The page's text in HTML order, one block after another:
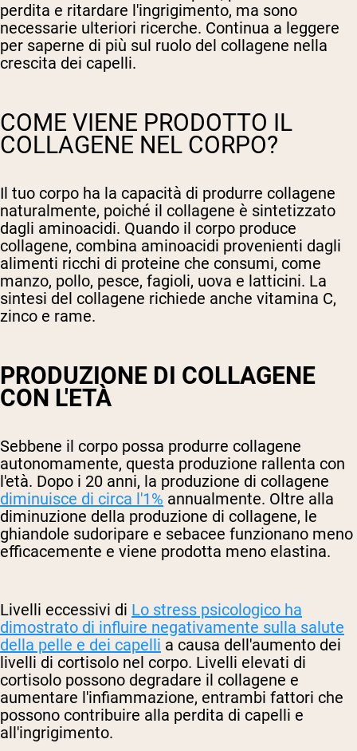
perdita e ritardare l'ingrigimento, ma sono
necessarie ulteriori ricerche. Continua a leggere
per saperne di più sul ruolo del collagene nella
crescita dei capelli.
COME VIENE PRODOTTO IL
COLLAGENE NEL CORPO?
Il tuo corpo ha la capacità di produrre collagene
naturalmente, poiché il collagene è sintetizzato
dagli aminoacidi. Quando il corpo produce
collagene, combina aminoacidi provenienti dagli
alimenti ricchi di proteine che consumi, come
manzo, pollo, pesce, fagioli, uova e latticini. La
sintesi del collagene richiede anche vitamina C,
zinco e rame.
PRODUZIONE DI COLLAGENE
CON L'ETÀ
Sebbene il corpo possa produrre collagene
autonomamente, questa produzione rallenta con
l'età. Dopo i 20 anni, la produzione di collagene
diminuisce di circa l'1% annualmente. Oltre alla
diminuzione della produzione di collagene, le
ghiandole sudoripare e sebacee funzionano meno
efficacemente e viene prodotta meno elastina.
Livelli eccessivi di Lo stress psicologico ha
dimostrato di influire negativamente sulla salute
della pelle e dei capelli a causa dell'aumento dei
livelli di cortisolo nel corpo. Livelli elevati di
cortisolo possono degradare il collagene e
aumentare l'infiammazione, entrambi fattori che
possono contribuire alla perdita di capelli e
all'ingrigimento.